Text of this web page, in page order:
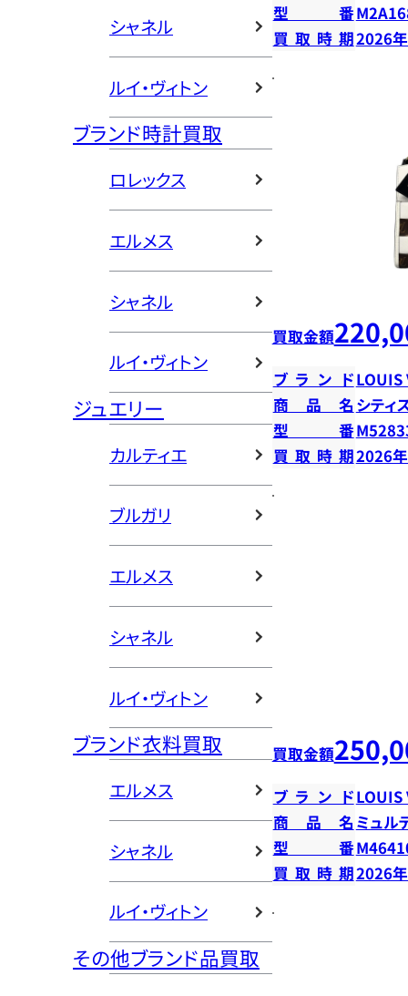
シャネル
ルイ・ヴィトン
ブランド時計買取
ロレックス
エルメス
シャネル
ルイ・ヴィトン
ジュエリー
カルティエ
ブルガリ
エルメス
シャネル
ルイ・ヴィトン
ブランド衣料買取
エルメス
シャネル
ルイ・ヴィトン
その他ブランド品買取
型番
買取時期2026
買取金額
ブランドLOUIS
商品名 シティ
型番
買取時期2026
買取金額
ブランドLOUIS
商品名 ミュル
型番
買取時期2026